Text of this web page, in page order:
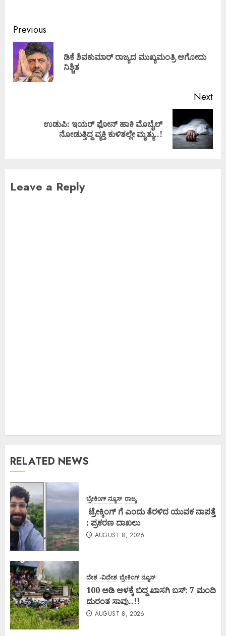
Previous
ಡಿಕೆ ಶಿವಕುಮಾರ್ ರಾಜ್ಯದ ಮುಖ್ಯಮಂತ್ರಿ ಆಗೋದು
ನಿಶ್ಚಿತ
Next
ಉಡುಪಿ: ಇಯರ್ ಫೋನ್ ಹಾಕಿ ಮೊಬೈಲ್
ನೋಡುತ್ತಿದ್ದ ವ್ಯಕ್ತಿ ಕುಳಿತಲ್ಲೇ ಮೃತ್ಯು..!
Leave a Reply
RELATED NEWS
ಬ್ರೇಕಿಂಗ್ ನ್ಯೂಸ್ ರಾಜ್ಯ
ಟ್ರೇಕ್ಕಿಂಗ್ ಗೆ ಎಂದು ತೆರಳಿದ ಯುವಕ ನಾಪತ್ತೆ
: ಪ್ರಕರಣ ದಾಖಲು
AUGUST 8, 2026
ದೇಶ -ವಿದೇಶ ಬ್ರೇಕಿಂಗ್ ನ್ಯೂಸ್
100 ಅಡಿ ಆಳಕ್ಕೆ ಬಿದ್ದ ಖಾಸಗಿ ಬಸ್: 7 ಮಂದಿ
ದುರಂತ ಸಾವು..!!
AUGUST 8, 2026